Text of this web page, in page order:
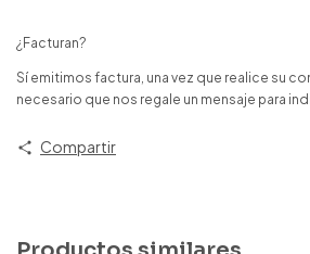
¿Facturan?
Sí emitimos factura, una vez que realice su
necesario que nos regale un mensaje para
Compartir